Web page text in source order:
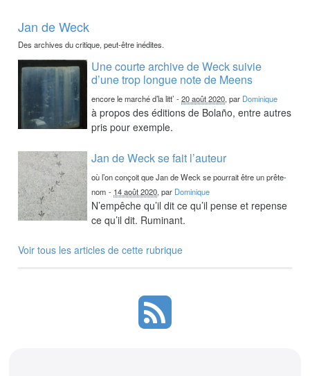
Jan de Weck
Des archives du critique, peut-être inédites.
Une courte archive de Weck suivie
d’une trop longue note de Meens
encore le marché d’la litt’ -20 août 2020, par Dominique
à propos des éditions de Bolaño, entre autres
pris pour exemple.
Jan de Weck se fait l’auteur
où l’on conçoit que Jan de Weck se pourrait être un prête-
nom - 14 août 2020, par Dominique
N’empêche qu’il dit ce qu’il pense et repense
ce qu’il dit. Ruminant.
Voir tous les articles de cette rubrique